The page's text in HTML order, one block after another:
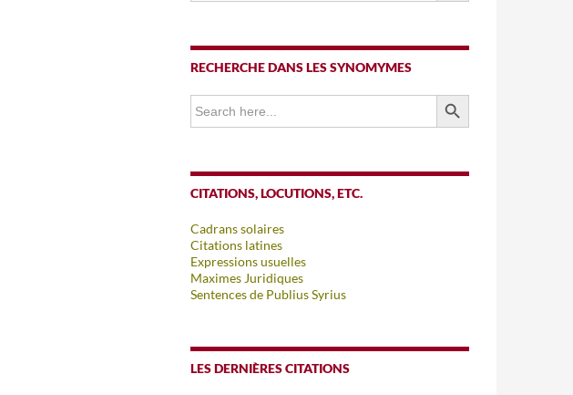
RECHERCHE DANS LES SYNOMYMES
Search
for:
SEARCH BUTTON
CITATIONS, LOCUTIONS, ETC.
Cadrans solaires
Citations latines
Expressions usuelles
Maximes Juridiques
Sentences de Publius Syrius
LES DERNIÈRES CITATIONS